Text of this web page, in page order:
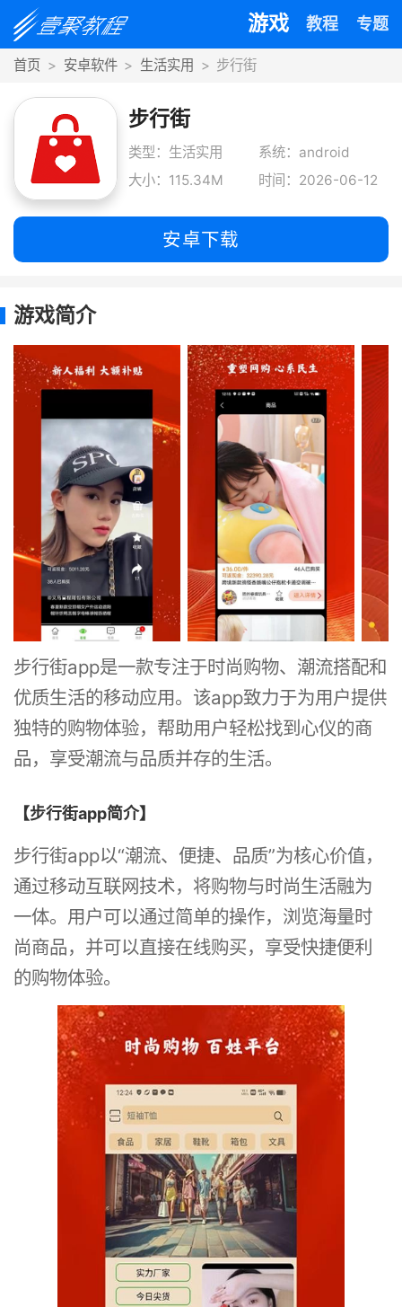
游戏 教程 专题
首页 安卓软件 生活实用 步行街
步行街
类型：生活实用
系统：android
大小：115.34M
时间：2026-06-12
安卓下载
游戏简介
步行街app是一款专注于时尚购物、潮流搭配和
优质生活的移动应用。该app致力于为用户提供
独特的购物体验，帮助用户轻松找到心仪的商
品，享受潮流与品质并存的生活。
【步行街app简介】
步行街app以“潮流、便捷、品质”为核心价值，
通过移动互联网技术，将购物与时尚生活融为
一体。用户可以通过简单的操作，浏览海量时
尚商品，并可以直接在线购买，享受快捷便利
的购物体验。